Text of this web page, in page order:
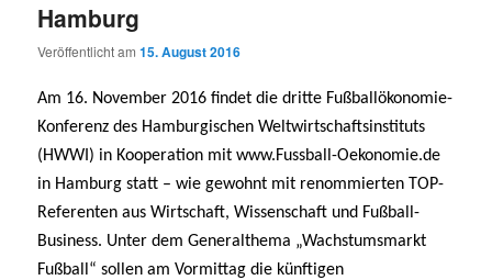
Hamburg
Veröffentlicht am15. August 2016
Am 16. November 2016 findet die dritte Fußballökonomie-
Konferenz des Hamburgischen Weltwirtschaftsinstituts
(HWWI) in Kooperation mit www.Fussball-Oekonomie.de
in Hamburg statt – wie gewohnt mit renommierten TOP-
Referenten aus Wirtschaft, Wissenschaft und Fußball-
Business. Unter dem Generalthema „Wachstumsmarkt
Fußball“ sollen am Vormittag die künftigen